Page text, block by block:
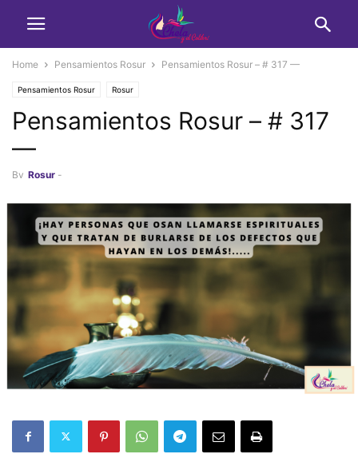
Home Pensamientos Rosur Pensamientos Rosur – # 317 —
Pensamientos Rosur Rosur
Pensamientos Rosur – # 317
—
By Rosur -